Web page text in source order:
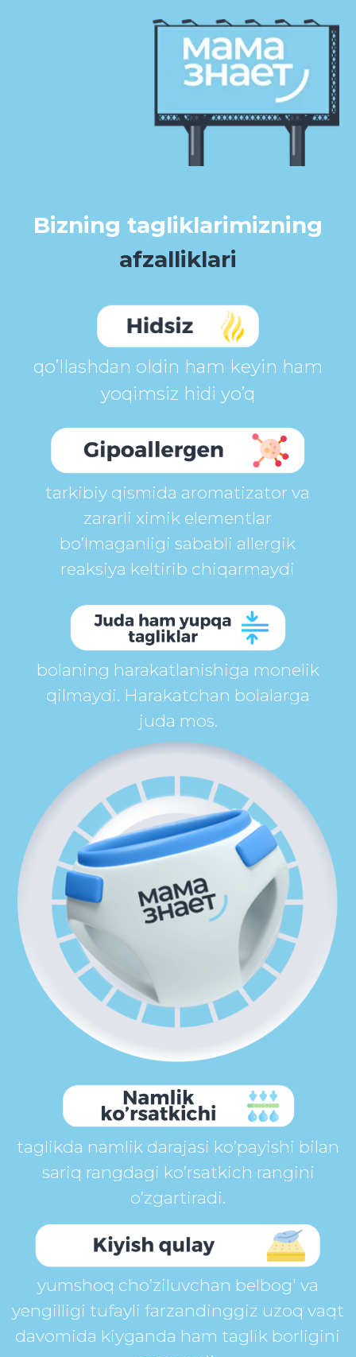
suyuqlikni 40 soniya ichida shimib
olib kichkintoyning terisini quruq
holda saqlaydi
yumshoq cho’ziluvchan belbog' va
yengilligi tufayli farzandinggiz uzoq vaqt
davomida kiyganda ham taglik borligini
sezmaydi.
sariq rangdagi ko’rsatkich rangini
Qozog’istonda 2 000 000
dan ortiq onalar tanlovi